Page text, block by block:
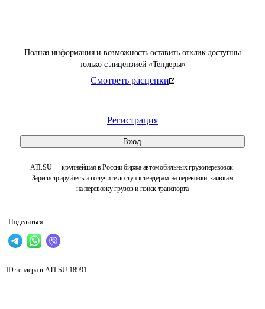
Полная информация и возможность оставить отклик доступны
только с лицензией «Тендеры»
Смотреть расценки
Регистрация
Вход
ATI.SU — крупнейшая в России биржа автомобильных грузоперевозок.
Зарегистрируйтесь и получите доступ к тендерам на перевозки, заявкам
на перевозку грузов и поиск транспорта
Поделиться
ID тендера в ATI.SU 18991